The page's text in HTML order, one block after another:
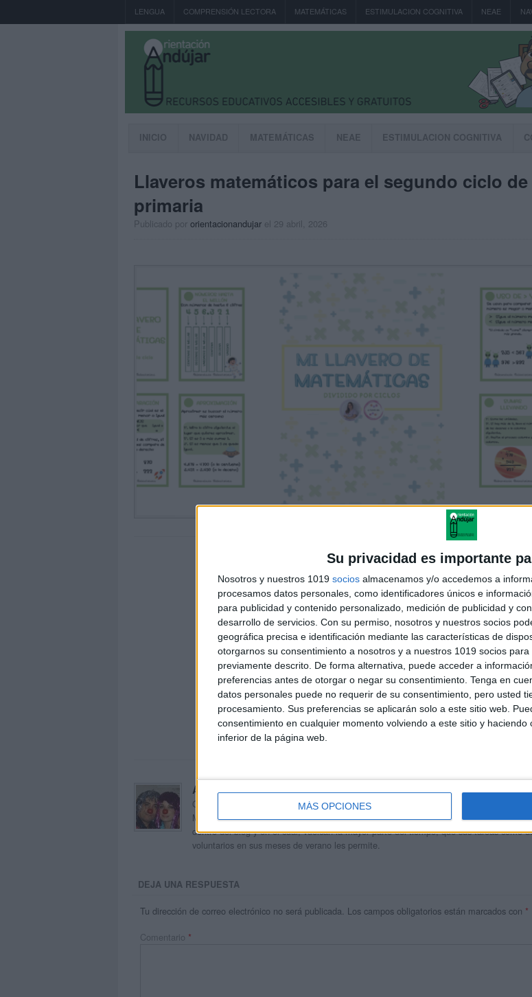
Su privacidad es importante
Nosotros y nuestros 1019 socios almacenamos y/o accedemos a
procesamos datos personales, como identificadores únicos e
para publicidad y contenido personalizado, medición de publicidad y
desarrollo de servicios. Con su permiso, nosotros y nuestros socios
geográfica precisa e identificación mediante las características de
otorgarnos su consentimiento a nosotros y a nuestros 1019 socios
previamente descrito. De forma alternativa, puede acceder a
preferencias antes de otorgar o negar su consentimiento. Tenga en
datos personales puede no requerir de su consentimiento, pero usted
procesamiento. Sus preferencias se aplicarán solo a este sitio web.
consentimiento en cualquier momento volviendo a este sitio y
inferior de la página web.
MÁS OPCIONES
LENGUA COMPRENSIÓN LECTORA MATEMÁTICAS ESTIMULACION COGNITIVA NEAE
INICIO NAVIDAD MATEMÁTICAS NEAE ESTIMULACION COGNITIVA
Llaveros matemáticos para el segundo ciclo de
primaria
Publicado por orientacionandujar el 29 abril, 2026
Acerca de orientacionandujar
Orientación Andújar no es solo un blog, es la apuesta personal de dos profesores Ginés
Maribel, que además de ser pareja, son los encargados de los contenidos que
dentro del blog y en el cual, vuelcan la mayor parte del tiempo, que sus tareas como
voluntarios en sus meses de verano les permite.
DEJA UNA RESPUESTA
Tu dirección de correo electrónico no será publicada. Los campos obligatorios están marcados con *
Comentario *